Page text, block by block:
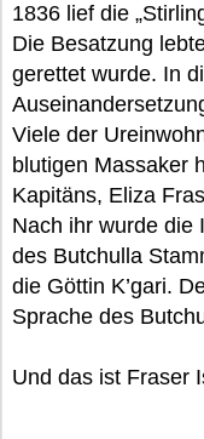
1836 lief die
Die Besatzung
gerettet wurde. In
Viele der
blutigen Massaker
Kapitäns, Eliza
Nach ihr wurde die
des Butchulla
die Göttin K’gari.
Sprache des
Und das ist Fraser